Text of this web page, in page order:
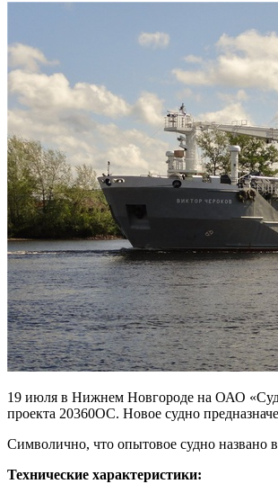
19 июля в Нижнем Новгороде на ОАО
проекта 20360ОС. Новое судно
Символично, что опытовое судно названо
Технические характеристики: